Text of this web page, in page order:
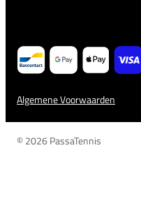
Algemene Voorwaarden
© 2026 PassaTennis